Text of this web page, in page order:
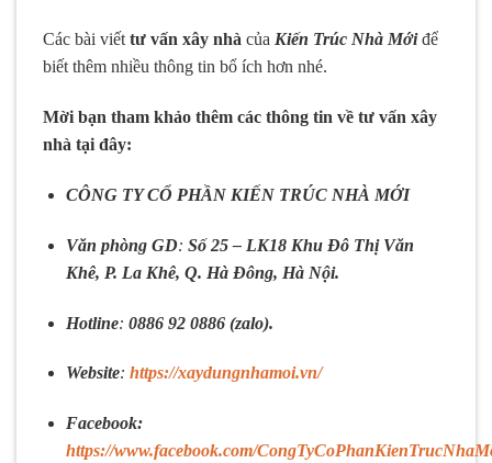
Các bài viếttư vấn xây nhà của Kiến Trúc Nhà Mớiđể
biết thêm nhiều thông tin bổ ích hơn nhé.
Mời bạn tham khảo thêm các thông tin về tư vấn xây
nhà tại đây:
CÔNG TY CỔ PHẦN KIẾN TRÚC NHÀ MỚI
Văn phòng GD: Số 25 – LK18 Khu Đô Thị Văn
Khê, P. La Khê, Q. Hà Đông, Hà Nội.
Hotline: 0886 92 0886 (zalo).
Website: https://xaydungnhamoi.vn/
Facebook:
https://www.facebook.com/